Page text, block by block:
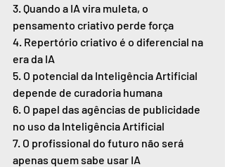
3. Quando a IA vira muleta, o
pensamento criativo perde força
4. Repertório criativo é o diferencial na
era da IA
5. O potencial da Inteligência Artificial
depende de curadoria humana
6. O papel das agências de publicidade
no uso da Inteligência Artificial
7. O profissional do futuro não será
apenas quem sabe usar IA